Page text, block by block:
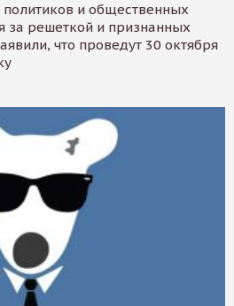
и общественных
за решеткой и признанных
что проведут 30 октября